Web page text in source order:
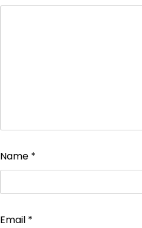
Name *
Email *